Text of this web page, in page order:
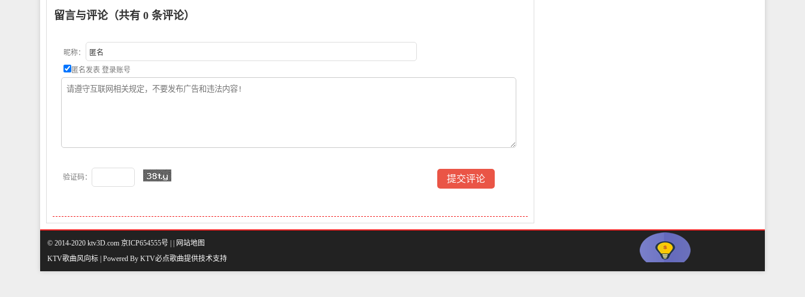
任妙音)，伤感的心演唱点播:232次
任妙音)，茹云似雨演唱点播:226次
留言与评论（共有 0 条评论）
昵称：
匿名发表 登录账号
验证码：
© 2014-2020 ktv3D.com 京ICP654555号 |
网站地图
KTV歌曲风向标 | Powered By KTV必点歌曲提供技术支持